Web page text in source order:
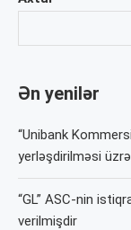
Ən yenilər
“Unibank
yerləşdirilməsi
“GL” ASC-nin
verilmişdir